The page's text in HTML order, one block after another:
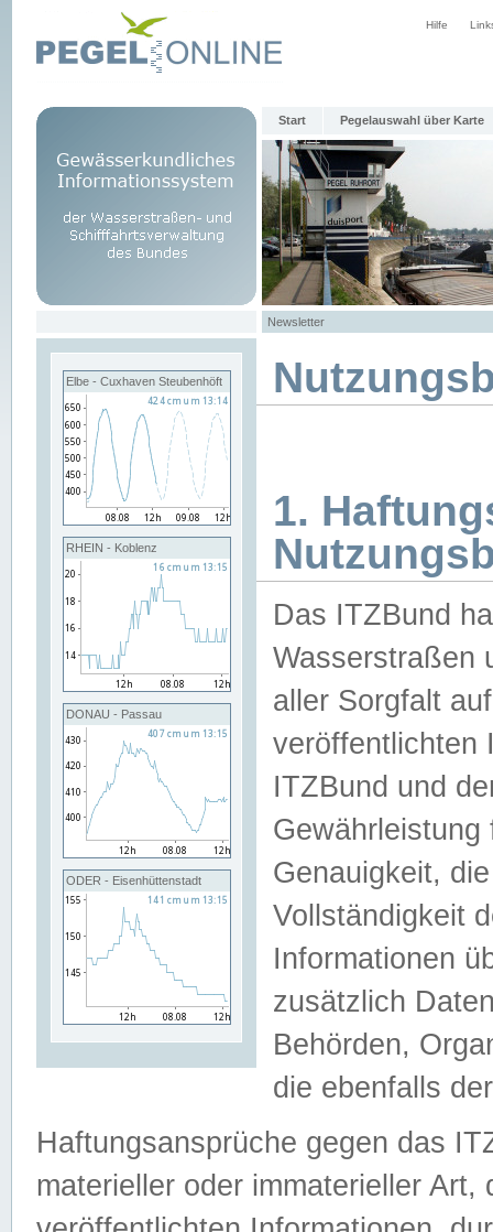
Hilfe
Start Pegelauswahl über Karte
Newsletter
Elbe - Cuxhaven Steubenhöft
RHEIN - Koblenz
DONAU - Passau
ODER - Eisenhüttenstadt
1.
Das ITZBund
Wasserstraßen
aller Sorgfalt
veröffentlichten
ITZBund und
Genauigkeit,
Vollständigkeit
Informationen
zusätzlich
Behörden,
die ebenfalls
Haftungsansprüche gegen das
materieller oder immaterieller